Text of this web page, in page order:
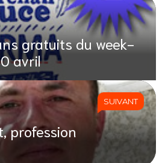
gratuits du week-
avril
SUIVANT
profession